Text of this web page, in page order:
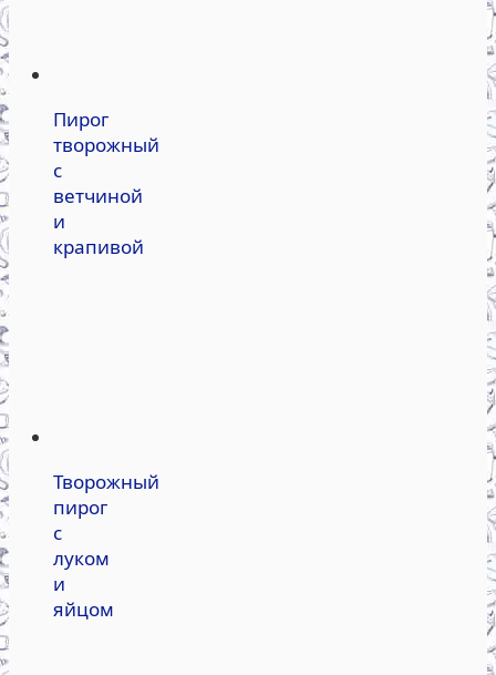
Пирог
творожный
с
ветчиной
и
крапивой
Творожный
пирог
с
луком
и
яйцом